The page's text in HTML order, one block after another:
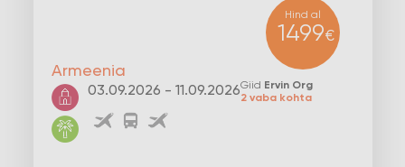
Hind al
1499€
Armeenia
03.09.2026 - 11.09.2026Giid Ervin Org
2 vaba kohta